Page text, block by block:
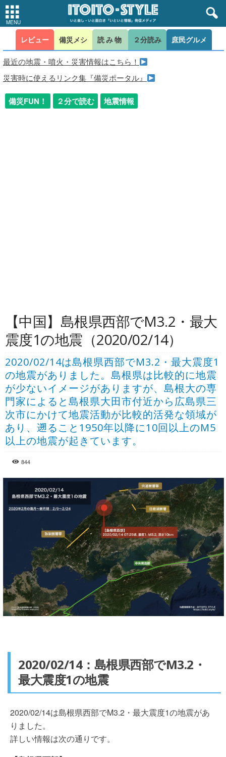
レビュー 備災メシ 読み物 ２分読み 庶民グルメ
最近の地震・噴火・災害情報はこちら！
災害時に使えるリンク集『備災ポータル』
備災FUN！ ２分で読む 地震情報
【中国】島根県西部でM3.2・最大
震度1の地震（2020/02/14）
2020/02/14は島根県西部でM3.2・最大震度1
の地震がありました。島根県は比較的に地震
が少ないイメージがありますが、島根大の専
門家によると島根県大田市付近から広島県三
次市にかけて地震活動が比較的活発な領域が
あり、遡ること1950年以降に10回以上のM5
以上の地震が起きています。
844
2020/02/14：島根県西部でM3.2・
最大震度1の地震
2020/02/14は島根県西部でM3.2・最大震度1の地震があ
りました。
詳しい情報は次の通りです。